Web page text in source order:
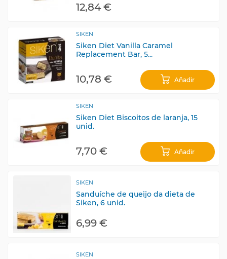
12,84 €
SIKEN
Siken Diet Vanilla Caramel
Replacement Bar, 5...
10,78 € Añadir
SIKEN
Siken Diet Biscoitos de laranja, 15
unid.
7,70 € Añadir
SIKEN
Sanduíche de queijo da dieta de
Siken, 6 unid.
6,99 €
SIKEN